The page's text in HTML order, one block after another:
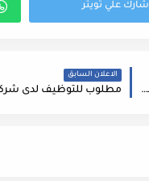
اعلان وظائف شاغرة بالفئة الثالثة صادرعن وزارة المالية ( مطلوب سائقين )
الاعلان السابق